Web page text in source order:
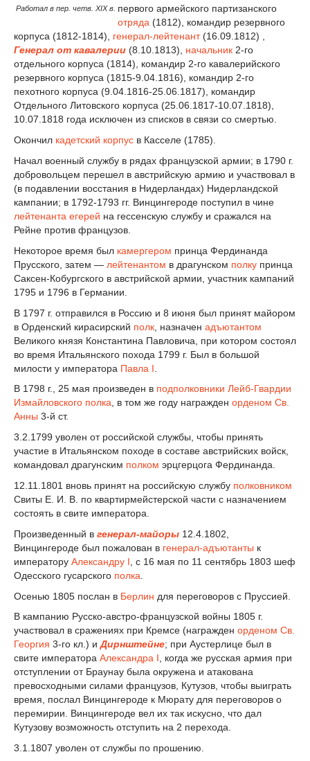
Работал в пер. четв. XIX в. первого армейского партизанского
отряда (1812), командир резервного
корпуса (1812-1814), генерал-лейтенант(16.09.1812) ,
Генерал от кавалерии (8.10.1813), начальник 2-го
отдельного корпуса (1814), командир 2-го кавалерийского
резервного корпуса (1815-9.04.1816), командир 2-го
пехотного корпуса (9.04.1816-25.06.1817), командир
Отдельного Литовского корпуса (25.06.1817-10.07.1818),
10.07.1818 года исключен из списков в связи со смертью.
Окончил кадетский корпус в Касселе (1785).
Начал военный службу в рядах французской армии; в 1790 г.
добровольцем перешел в австрийскую армию и участвовал в
(в подавлении восстания в Нидерландах) Нидерландской
кампании; в 1792-1793 гг. Винцингероде поступил в чине
лейтенанта егерей на гессенскую службу и сражался на
Рейне против французов.
Некоторое время был камергером принца Фердинанда
Прусского, затем — лейтенантом в драгунском полку принца
Саксен-Кобургского в австрийской армии, участник кампаний
1795 и 1796 в Германии.
В 1797 г. отправился в Россию и 8 июня был принят майором
в Орденский кирасирский полк , назначен адъютантом
Великого князя Константина Павловича, при котором состоял
во время Итальянского похода 1799 г. Был в большой
милости у императора Павла I
В 1798 г., 25 мая произведен в подполковники Лейб-Гвардии
Измайловского полка, в том же году награжден орденом Св.
Анны 3-й ст.
3.2.1799 уволен от российской службы, чтобы принять
участие в Итальянском походе в составе австрийских войск,
командовал драгунским полком эрцгерцога Фердинанда.
12.11.1801 вновь принят на российскую службу полковником
Свиты Е. И. В. по квартирмейстерской части с назначением
состоять в свите императора.
Произведенный в генерал-майоры 12.4.1802,
Винцингероде был пожалован в генерал-адъютанты к
императору Александру I , с 16 мая по 11 сентябрь 1803 шеф
Одесского гусарского полка
Осенью 1805 послан в Берлин для переговоров с Пруссией.
В кампанию Русско-австро-французской войны 1805 г.
участвовал в сражениях при Кремсе (награжден орденом Св.
Георгия 3-го кл.) иДирнштейне; при Аустерлице был в
свите императора Александра I, когда же русская армия при
отступлении от Браунау была окружена и атакована
превосходными силами французов, Кутузов, чтобы выиграть
время, послал Винцингероде к Мюрату для переговоров о
перемирии. Винцингероде вел их так искусно, что дал
Кутузову возможность отступить на 2 перехода.
3.1.1807 уволен от службы по прошению.